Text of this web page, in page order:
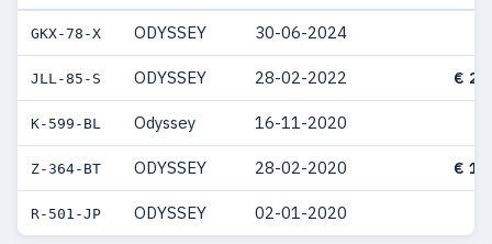
GKX-78-X ODYSSEY 30-06-2024
JLL-85-S ODYSSEY 28-02-2022 €
K-599-BL Odyssey 16-11-2020
Z-364-BT ODYSSEY 28-02-2020 €
R-501-JP ODYSSEY 02-01-2020